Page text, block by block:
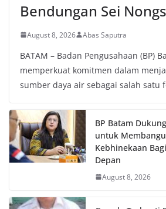
Bendungan Sei
August 8, 2026 Abas Saputra
BATAM – Badan Pengusahaan (BP)
memperkuat komitmen dalam
sumber daya air sebagai salah satu
BP Batam
untuk
Kebhinekaan
Depan
August 8, 2026